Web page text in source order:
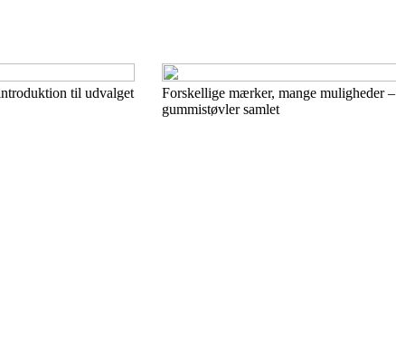
til udvalget
Forskellige mærker, mange muligheder –
gummistøvler samlet